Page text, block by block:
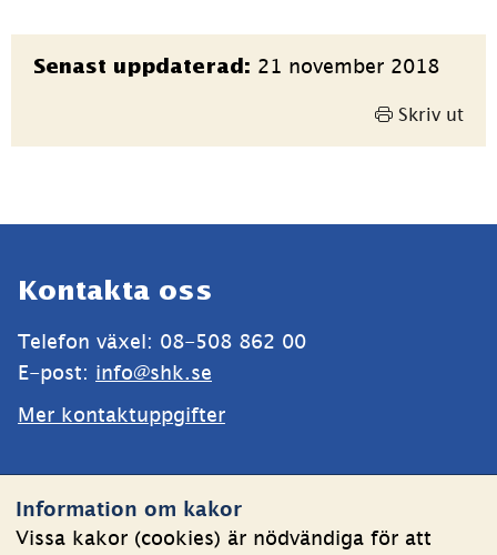
Information om kakor
Vissa kakor (cookies) är nödvändiga för att
Sidinformation
Senast uppdaterad: 21 november 2018
Skriv ut
Kontakta oss
Telefon växel: 08-508 862 00
E-post: info@shk.se
Mer kontaktuppgifter
Om kakor